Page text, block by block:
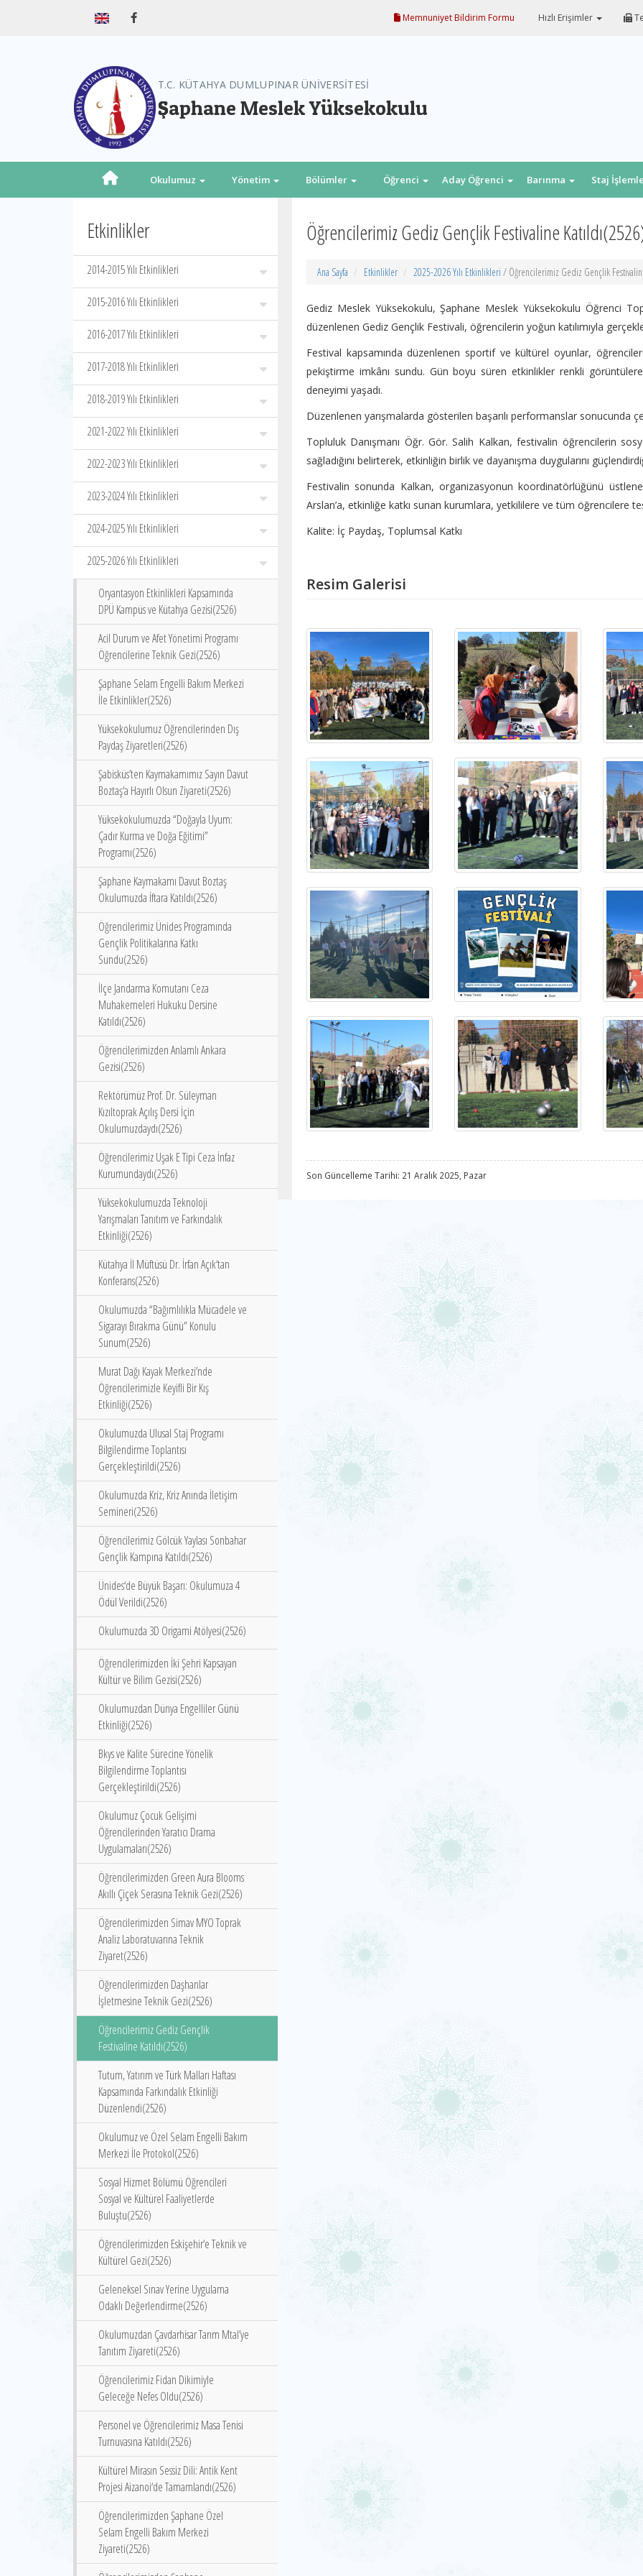
Memnuniyet Bildirim Formu Hızlı Erişimler
T.C. KÜTAHYA DUMLUPINAR ÜNİVERSİTESİ
Şaphane Meslek Yüksekokulu
Okulumuz Yönetim Bölümler Öğrenci Aday Öğrenci Barınma Staj
Etkinlikler
2014-2015 Yılı Etkinlikleri
2015-2016 Yılı Etkinlikleri
2016-2017 Yılı Etkinlikleri
2017-2018 Yılı Etkinlikleri
2018-2019 Yılı Etkinlikleri
2021-2022 Yılı Etkinlikleri
2022-2023 Yılı Etkinlikleri
2023-2024 Yılı Etkinlikleri
2024-2025 Yılı Etkinlikleri
2025-2026 Yılı Etkinlikleri
Oryantasyon Etkinlikleri Kapsamında
DPÜ Kampüs ve Kütahya Gezisi(2526)
Acil Durum ve Afet Yönetimi Programı
Öğrencilerine Teknik Gezi(2526)
Şaphane Selam Engelli Bakım Merkezi
İle Etkinlikler(2526)
Yüksekokulumuz Öğrencilerinden Dış
Paydaş Ziyaretleri(2526)
Şabisküs’ten Kaymakamımız Sayın Davut
Boztaş‘a Hayırlı Olsun Ziyareti(2526)
Yüksekokulumuzda “Doğayla Uyum:
Çadır Kurma ve Doğa Eğitimi”
Programı(2526)
Şaphane Kaymakamı Davut Boztaş
Okulumuzda İftara Katıldı(2526)
Öğrencilerimiz Ünides Programında
Gençlik Politikalarına Katkı
Sundu(2526)
İlçe Jandarma Komutanı Ceza
Muhakemeleri Hukuku Dersine
Katıldı(2526)
Öğrencilerimizden Anlamlı Ankara
Gezisi(2526)
Rektörümüz Prof. Dr. Süleyman
Kızıltoprak Açılış Dersi İçin
Okulumuzdaydı(2526)
Öğrencilerimiz Uşak E Tipi Ceza İnfaz
Kurumundaydı(2526)
Yüksekokulumuzda Teknoloji
Yarışmaları Tanıtım ve Farkındalık
Etkinliği(2526)
Kütahya İl Müftüsü Dr. İrfan Açık‘tan
Konferans(2526)
Okulumuzda “Bağımlılıkla Mücadele ve
Sigarayı Bırakma Günü” Konulu
Sunum(2526)
Murat Dağı Kayak Merkezi’nde
Öğrencilerimizle Keyifli Bir Kış
Etkinliği(2526)
Okulumuzda Ulusal Staj Programı
Bilgilendirme Toplantısı
Gerçekleştirildi(2526)
Okulumuzda Kriz, Kriz Anında İletişim
Semineri(2526)
Öğrencilerimiz Gölcük Yaylası Sonbahar
Gençlik Kampına Katıldı(2526)
Ünides‘de Büyük Başarı: Okulumuza 4
Ödül Verildi(2526)
Okulumuzda 3D Origami Atölyesi(2526)
Öğrencilerimizden İki Şehri Kapsayan
Kültür ve Bilim Gezisi(2526)
Okulumuzdan Dünya Engelliler Günü
Etkinliği(2526)
Bkys ve Kalite Sürecine Yönelik
Bilgilendirme Toplantısı
Gerçekleştirildi(2526)
Okulumuz Çocuk Gelişimi
Öğrencilerinden Yaratıcı Drama
Uygulamaları(2526)
Öğrencilerimizden Green Aura Blooms
Akıllı Çiçek Serasına Teknik Gezi(2526)
Öğrencilerimizden Simav MYO Toprak
Analiz Laboratuvarına Teknik
Ziyaret(2526)
Öğrencilerimizden Daşhanlar
İşletmesine Teknik Gezi(2526)
Öğrencilerimiz Gediz Gençlik
Festivaline Katıldı(2526)
Tutum, Yatırım ve Türk Malları Haftası
Kapsamında Farkındalık Etkinliği
Düzenlendi(2526)
Okulumuz ve Özel Selam Engelli Bakım
Merkezi İle Protokol(2526)
Sosyal Hizmet Bölümü Öğrencileri
Sosyal ve Kültürel Faaliyetlerde
Buluştu(2526)
Öğrencilerimizden Eskişehir‘e Teknik ve
Kültürel Gezi(2526)
Geleneksel Sınav Yerine Uygulama
Odaklı Değerlendirme(2526)
Okulumuzdan Çavdarhisar Tarım Mtal’ye
Tanıtım Ziyareti(2526)
Öğrencilerimiz Fidan Dikimiyle
Geleceğe Nefes Oldu(2526)
Personel ve Öğrencilerimiz Masa Tenisi
Turnuvasına Katıldı(2526)
Kültürel Mirasın Sessiz Dili: Antik Kent
Projesi Aizanoi‘de Tamamlandı(2526)
Öğrencilerimizden Şaphane Özel
Selam Engelli Bakım Merkezi
Ziyareti(2526)
Öğrencilerimiz Gediz Gençlik Festivaline
Ana Sayfa Etkinlikler 2025-2026 Yılı Etkinlikleri / Öğrencilerimiz Gediz Gençlik
Gediz Meslek Yüksekokulu, Şaphane Meslek Yüksekokulu Öğrenci
düzenlenen Gediz Gençlik Festivali, öğrencilerin yoğun katılımıyla
Festival kapsamında düzenlenen sportif ve kültürel oyunlar,
pekiştirme imkânı sundu. Gün boyu süren etkinlikler renkli
deneyimi yaşadı.
Düzenlenen yarışmalarda gösterilen başarılı performanslar sonucunda
Topluluk Danışmanı Öğr. Gör. Salih Kalkan, festivalin öğrencilerin
sağladığını belirterek, etkinliğin birlik ve dayanışma duygularını
Festivalin sonunda Kalkan, organizasyonun koordinatörlüğünü
Arslan’a, etkinliğe katkı sunan kurumlara, yetkililere ve tüm öğrencilere
Kalite: İç Paydaş, Toplumsal Katkı
Resim Galerisi
Son Güncelleme Tarihi: 21 Aralık 2025, Pazar